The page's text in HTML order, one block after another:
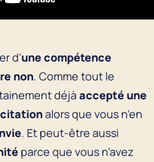
d’une compétence
non. Comme tout le
déjà accepté une
alors que vous n’en
. Et peut-être aussi
parce que vous n’avez